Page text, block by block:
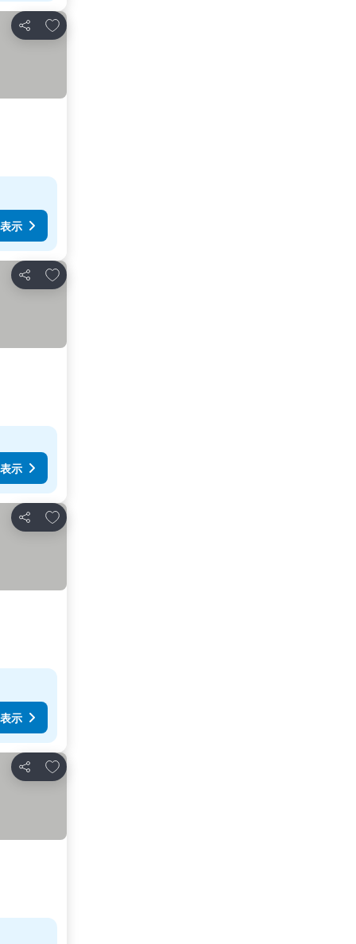
シェア
お気に入りに追加
示
シェア
お気に入りに追加
示
シェア
お気に入りに追加
示
シェア
お気に入りに追加